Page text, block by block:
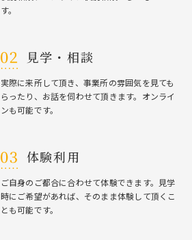
す。
⾒学・相談
実際に来所して頂き、事業所の雰囲気を⾒ても
らったり、お話を伺わせて頂きます。オンライ
ンも可能です。
体験利⽤
ご⾃⾝のご都合に合わせて体験できます。⾒学
時にご希望があれば、そのまま体験して頂くこ
とも可能です。